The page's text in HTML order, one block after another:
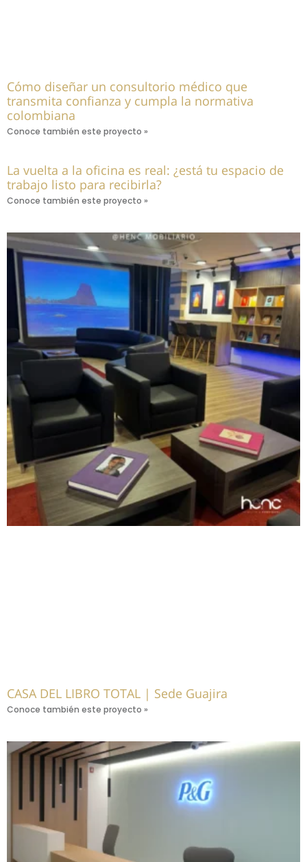
Cómo diseñar un consultorio médico que
transmita confianza y cumpla la normativa
colombiana
Conoce también este proyecto »
La vuelta a la oficina es real: ¿está tu espacio de
trabajo listo para recibirla?
Conoce también este proyecto »
CASA DEL LIBRO TOTAL | Sede Guajira
Conoce también este proyecto »